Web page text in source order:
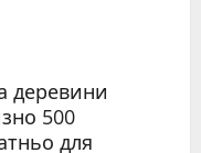
деревини
500
для